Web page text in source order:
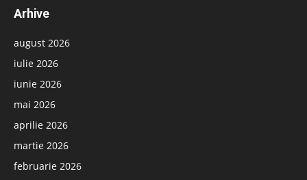
Arhive
august 2026
iulie 2026
iunie 2026
mai 2026
aprilie 2026
martie 2026
februarie 2026